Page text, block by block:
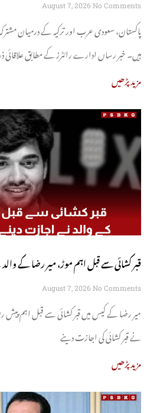
August 7, 2026 No Comments
پاکستان، سعودی عرب اور ترکیہ کے درمیان
ہیں۔ خبر رساں ادارے رائٹرز کے مطابق علاقائی
مزید پڑھیں
قبر کشائی سے قبل اہم موڑ، میر رضا کے
August 7, 2026 No Comments
میر رضا کے کیس میں قبر کشائی سے قبل اہم
نے قبر کشائی کی اجازت دینے
مزید پڑھیں